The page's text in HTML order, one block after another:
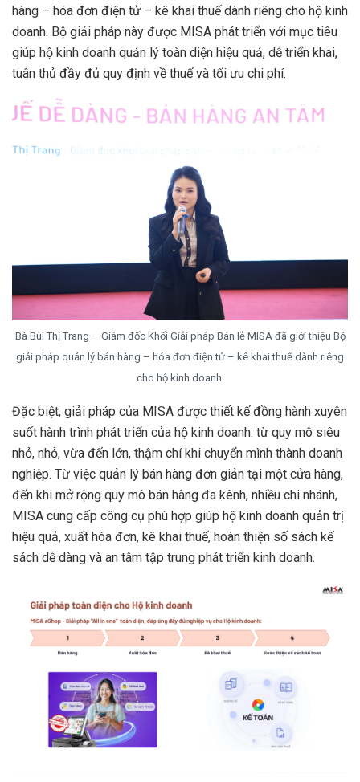
hàng – hóa đơn điện tử – kê khai thuế dành riêng cho hộ kinh
doanh. Bộ giải pháp này được MISA phát triển với mục tiêu
giúp hộ kinh doanh quản lý toàn diện hiệu quả, dễ triển khai,
tuân thủ đầy đủ quy định về thuế và tối ưu chi phí.
Bà Bùi Thị Trang – Giám đốc Khối Giải pháp Bán lẻ MISA đã giới thiệu Bộ
giải pháp quản lý bán hàng – hóa đơn điện tử – kê khai thuế dành riêng
cho hộ kinh doanh.
Đặc biệt, giải pháp của MISA được thiết kế đồng hành xuyên
suốt hành trình phát triển của hộ kinh doanh: từ quy mô siêu
nhỏ, nhỏ, vừa đến lớn, thậm chí khi chuyển mình thành doanh
nghiệp. Từ việc quản lý bán hàng đơn giản tại một cửa hàng,
đến khi mở rộng quy mô bán hàng đa kênh, nhiều chi nhánh,
MISA cung cấp công cụ phù hợp giúp hộ kinh doanh quản trị
hiệu quả, xuất hóa đơn, kê khai thuế, hoàn thiện số sách kế
sách dễ dàng và an tâm tập trung phát triển kinh doanh.